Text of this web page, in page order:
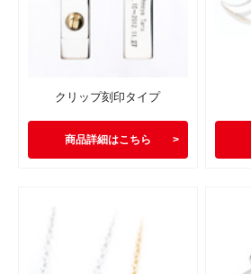
クリップ刻印タイプ
商品詳細はこちら